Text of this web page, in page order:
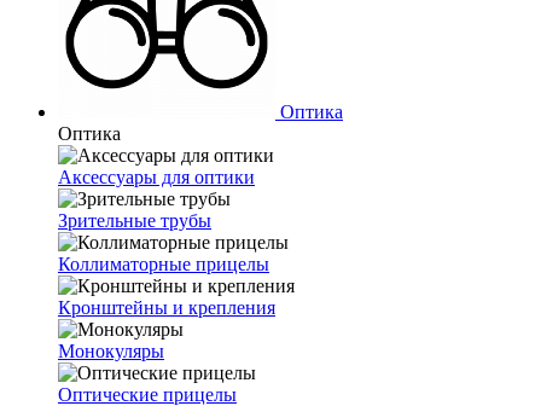
Оптика
Оптика
Аксессуары для оптики
Зрительные трубы
Коллиматорные прицелы
Кронштейны и крепления
Монокуляры
Оптические прицелы